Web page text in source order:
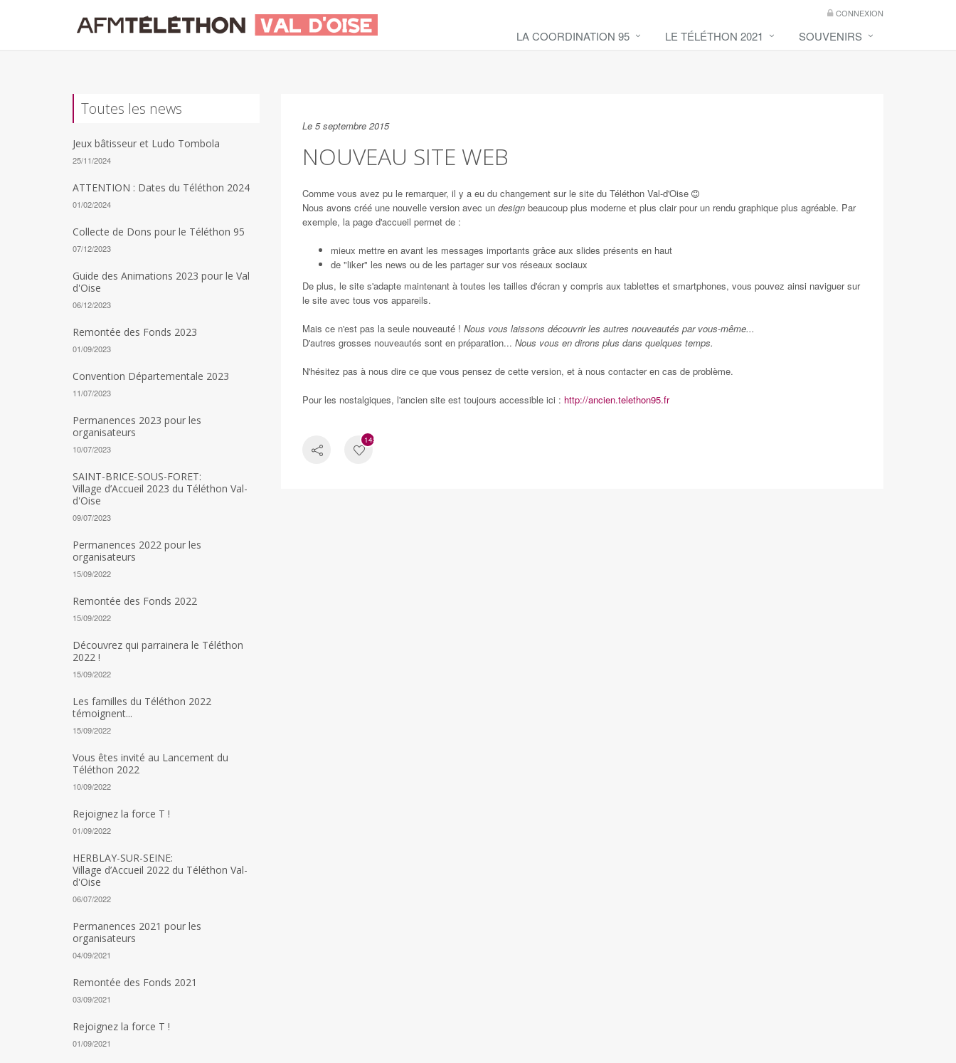
CONNEXION
LA COORDINATION 95 LE TÉLÉTHON 2021 SOUVENIRS
Toutes les news
Jeux bâtisseur et Ludo Tombola
25/11/2024
ATTENTION : Dates du Téléthon 2024
01/02/2024
Collecte de Dons pour le Téléthon 95
07/12/2023
Guide des Animations 2023 pour le Val
d'Oise
06/12/2023
Remontée des Fonds 2023
01/09/2023
Convention Départementale 2023
11/07/2023
Permanences 2023 pour les
organisateurs
10/07/2023
SAINT-BRICE-SOUS-FORET:
Village d’Accueil 2023 du Téléthon Val-
d'Oise
09/07/2023
Permanences 2022 pour les
organisateurs
15/09/2022
Remontée des Fonds 2022
15/09/2022
Découvrez qui parrainera le Téléthon
2022 !
15/09/2022
Les familles du Téléthon 2022
témoignent...
15/09/2022
Vous êtes invité au Lancement du
Téléthon 2022
10/09/2022
Rejoignez la force T !
01/09/2022
HERBLAY-SUR-SEINE:
Village d’Accueil 2022 du Téléthon Val-
d'Oise
06/07/2022
Permanences 2021 pour les
organisateurs
04/09/2021
Remontée des Fonds 2021
03/09/2021
Rejoignez la force T !
01/09/2021
Le 5 septembre 2015
NOUVEAU SITE WEB
Comme vous avez pu le remarquer, il y a eu du changement sur le site du Téléthon Val-d'Oise
Nous avons créé une nouvelle version avec un designbeaucoup plus moderne et plus clair pour un rendu graphique plus agréable. Par
exemple, la page d'accueil permet de :
mieux mettre en avant les messages importants grâce aux slides présents en haut
de "liker" les news ou de les partager sur vos réseaux sociaux
De plus, le site s'adapte maintenant à toutes les tailles d'écran y compris aux tablettes et smartphones, vous pouvez ainsi naviguer sur
le site avec tous vos appareils.
Mais ce n'est pas la seule nouveauté ! Nous vous laissons découvrir les autres nouveautés par vous-même...
D'autres grosses nouveautés sont en préparation... Nous vous en dirons plus dans quelques temps.
N'hésitez pas à nous dire ce que vous pensez de cette version, et à nous contacter en cas de problème.
Pour les nostalgiques, l'ancien site est toujours accessible ici : http://ancien.telethon95.fr
1456